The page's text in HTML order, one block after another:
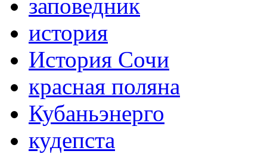
заповедник
история
История Сочи
красная поляна
Кубаньэнерго
кудепста